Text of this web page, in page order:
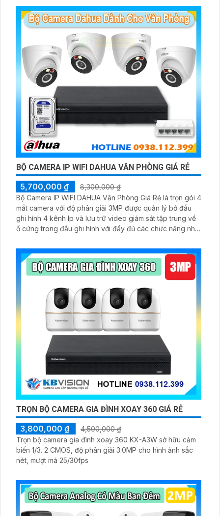
BỘ CAMERA IP WIFI DAHUA VĂN PHÒNG GIÁ RẺ
5,700,000 ₫
8,300,000 ₫
Bộ Camera IP WIFI DAHUA Văn Phòng Giá Rẻ là trọn gói 4
mắt camera với độ phân giải 3MP được quản lý bở đầu
ghi hình 4 kênh Ip và lưu trữ video giám sát tập trung về
ổ cứng trong đầu ghi hình với đầy đủ các chưc năng như
giám sát có màu vào ban đêm
TRỌN BỘ CAMERA GIA ĐÌNH XOAY 360 GIÁ RẺ
3,800,000 ₫
4,500,000 ₫
Trọn bộ camera gia đình xoay 360 KX-A3W sở hữu cảm
biến 1/3. 2 CMOS, độ phân giải 3.0MP cho hình ảnh sắc
nét, mượt mà 25/30fps